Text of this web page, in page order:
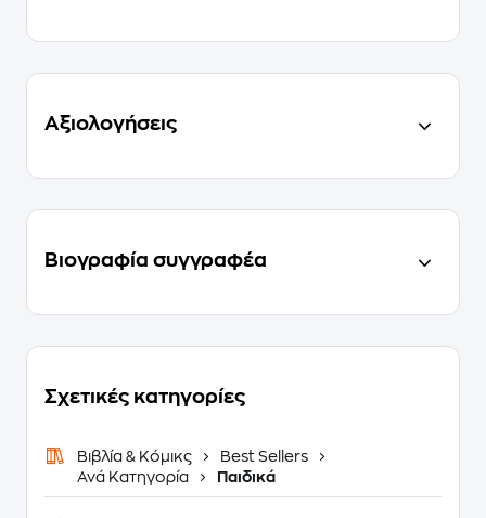
Αξιολογήσεις
Βιογραφία συγγραφέα
Σχετικές κατηγορίες
Βιβλία & Κόμικς
Best Sellers
Ανά Κατηγορία
Παιδικά